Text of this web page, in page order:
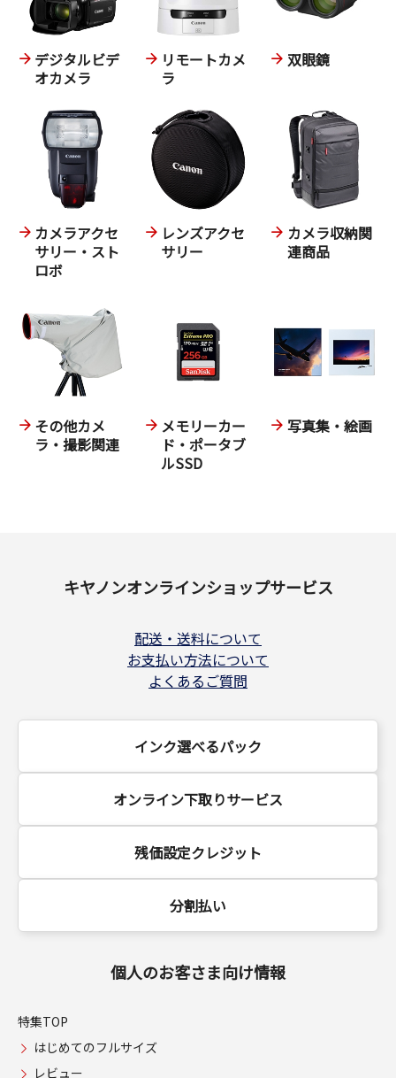
デジタルビデ
オカメラ
リモートカメ
ラ
双眼鏡
カメラアクセ
サリー・スト
ロボ
レンズアクセ
サリー
カメラ収納関
連商品
その他カメ
ラ・撮影関連
メモリーカー
ド・ポータブ
ルSSD
写真集・絵画
キヤノンオンラインショップサービス
配送・送料について
お支払い方法について
よくあるご質問
インク選べるパック
オンライン下取りサービス
残価設定クレジット
分割払い
個人のお客さま向け情報
特集TOP
はじめてのフルサイズ
レビュー